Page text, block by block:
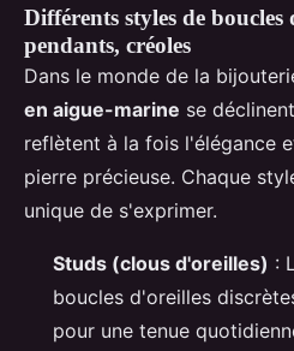
Différents styles de boucles
pendants, créoles
Dans le monde de la
en aigue-marine se
reflètent à la fois l'élégance
pierre précieuse. Chaque
unique de s'exprimer.
Studs (clous d'oreilles) :
boucles d'oreilles
pour une tenue